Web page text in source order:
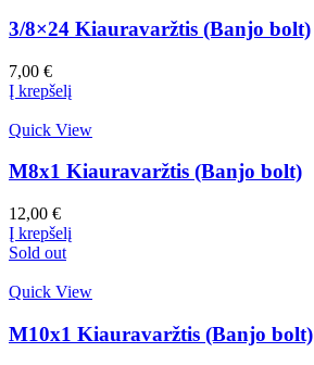
3/8×24 Kiauravaržtis (Banjo bolt)
7,00 €
Į krepšelį
Quick View
M8x1 Kiauravaržtis (Banjo bolt)
12,00 €
Į krepšelį
Sold out
Quick View
M10x1 Kiauravaržtis (Banjo bolt)